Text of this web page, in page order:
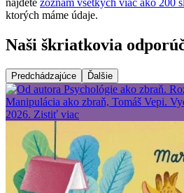
nájdete zoznam všetkých viac ako 200
ktorých máme údaje.
Naši škriatkovia
Predchádzajúce Ďalšie